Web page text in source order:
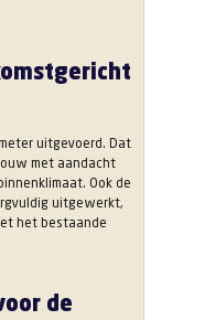
uitgevoerd. Dat
met aandacht
Ook de
uitgewerkt,
het bestaande
de